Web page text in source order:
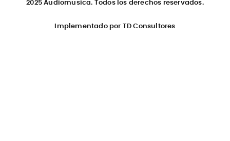
2025 Audiomusica. Todos los derechos reservados.
Implementado por TD Consultores